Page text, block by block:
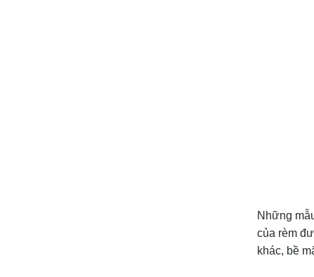
Những
của rèm
khác, bề